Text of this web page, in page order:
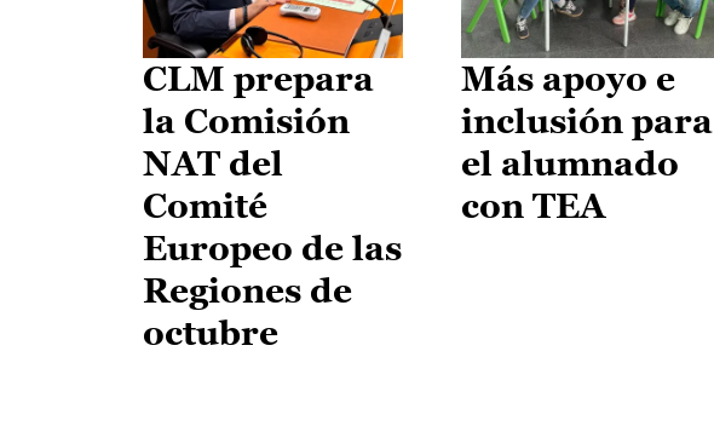
CLM prepara
la Comisión
NAT del
Comité
Europeo de las
Regiones de
octubre
Más apoyo e
inclusión para
el alumnado
con TEA